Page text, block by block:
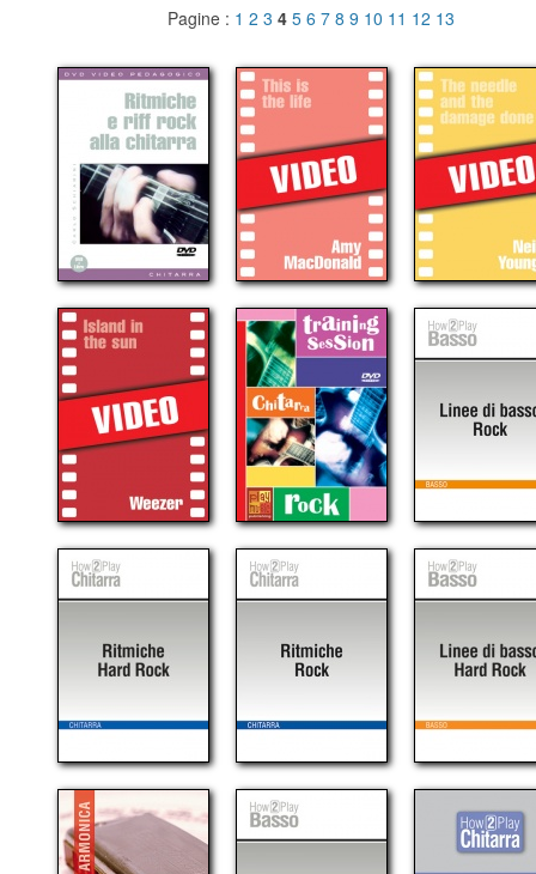
Pagine : 1 2 3 4 5 6 7 8 9 10 11 12 13